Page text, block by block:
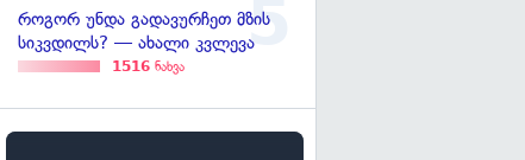
როგორ უნდა გადავურჩეთ მზის
სიკვდილს? — ახალი კვლევა
1516 ნახვა